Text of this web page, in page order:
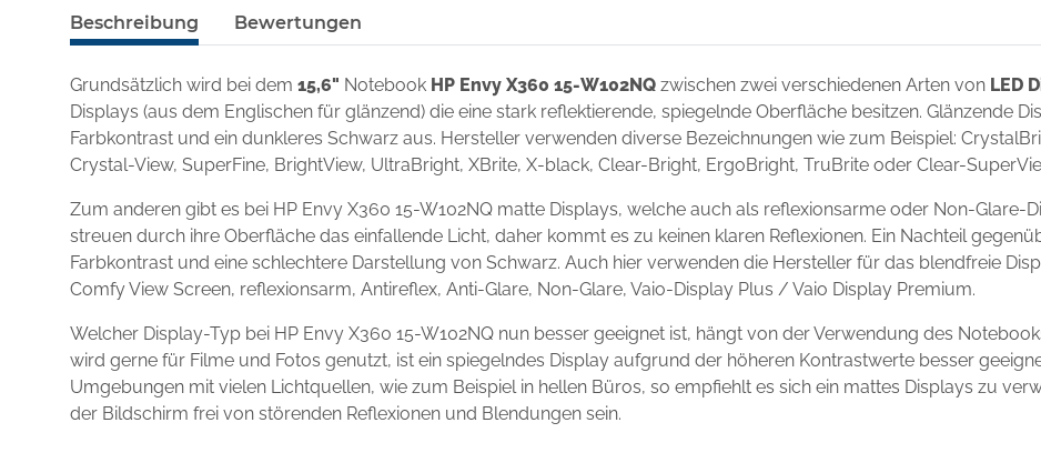
Beschreibung Bewertungen
Grundsätzlich wird bei dem 15,6" Notebook HP Envy X360 15-W102NQ zwischen zwei verschiedenen Arten von LED
Displays (aus dem Englischen für glänzend) die eine stark reflektierende, spiegelnde Oberfläche besitzen. Glänzende
Farbkontrast und ein dunkleres Schwarz aus. Hersteller verwenden diverse Bezeichnungen wie zum Beispiel:
Crystal-View, SuperFine, BrightView, UltraBright, XBrite, X-black, Clear-Bright, ErgoBright, TruBrite oder Clear-
Zum anderen gibt es bei HP Envy X360 15-W102NQ matte Displays, welche auch als reflexionsarme oder Non-Glare-
streuen durch ihre Oberfläche das einfallende Licht, daher kommt es zu keinen klaren Reflexionen. Ein Nachteil
Farbkontrast und eine schlechtere Darstellung von Schwarz. Auch hier verwenden die Hersteller für das blendfreie
Comfy View Screen, reflexionsarm, Antireflex, Anti-Glare, Non-Glare, Vaio-Display Plus / Vaio Display Premium.
Welcher Display-Typ bei HP Envy X360 15-W102NQ nun besser geeignet ist, hängt von der Verwendung des
wird gerne für Filme und Fotos genutzt, ist ein spiegelndes Display aufgrund der höheren Kontrastwerte besser
Umgebungen mit vielen Lichtquellen, wie zum Beispiel in hellen Büros, so empfiehlt es sich ein mattes Displays zu
der Bildschirm frei von störenden Reflexionen und Blendungen sein.